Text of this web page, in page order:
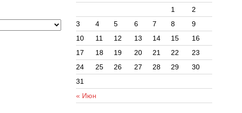
« Июн
1
2
3
4 5 6 7 8
9
10
11 12 13 14 15
16
17
18 19 20 21 22
23
24
25 26 27 28 29
30
31